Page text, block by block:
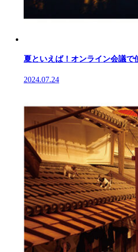
夏といえば！オンライン会議で
2024.07.24